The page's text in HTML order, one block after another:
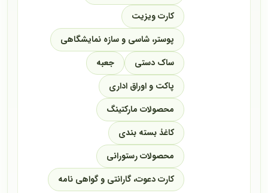
کارت ویزیت
پوستر، شاسی و سازه نمایشگاهی
ساک دستی
جعبه
پاکت و اوراق اداری
محصولات مارکتینگ
کاغذ بسته بندی
محصولات رستورانی
کارت دعوت، گارانتی و گواهی نامه